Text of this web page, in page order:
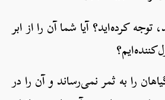
توجه کرده‌اید؟ آیا شما آن را از ابر
را به ثمر نمی‌رساند و آن را در